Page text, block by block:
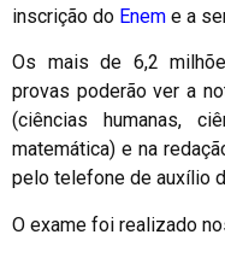
inscrição do Enem e a
Os mais de 6,2
provas poderão ver a
(ciências humanas,
matemática) e na
pelo telefone de auxílio
O exame foi realizado